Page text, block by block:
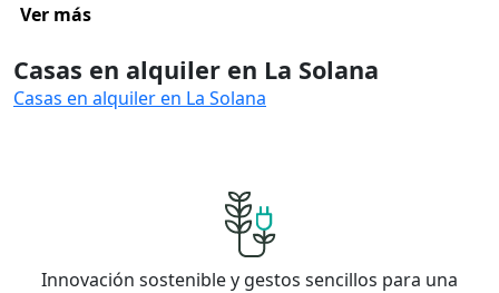
Ver más
Casas en alquiler en La Solana
Casas en alquiler en La Solana
Innovación sostenible y gestos sencillos para una